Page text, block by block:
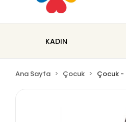
KADIN
Ana Sayfa Çocuk Çocuk -